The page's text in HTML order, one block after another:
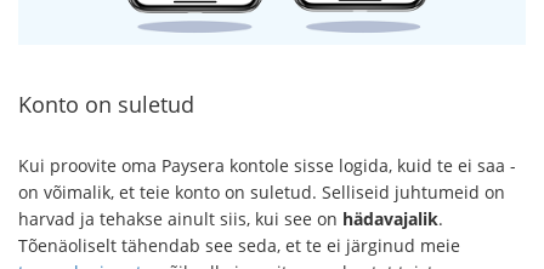
Konto on suletud
Kui proovite oma Paysera kontole sisse logida, kuid te ei saa -
on võimalik, et teie konto on suletud. Selliseid juhtumeid on
harvad ja tehakse ainult siis, kui see on hädavajalik.
Tõenäoliselt tähendab see seda, et te ei järginud meie